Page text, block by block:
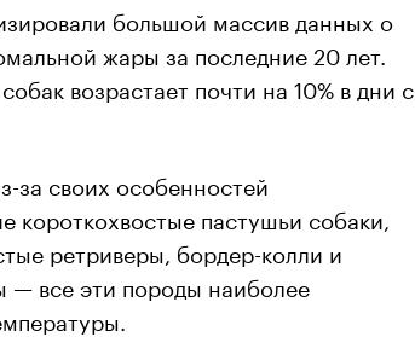
большой массив данных о
жары за последние 20 лет.
возрастает почти на 10% в дни с
за своих особенностей
короткохвостые пастушьи собаки,
ретриверы, бордер-колли и
— все эти породы наиболее